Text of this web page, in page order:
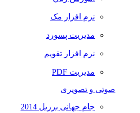
نرم افزار مک
مدیریت پسورد
نرم افزار تقویم
مدیریت PDF
و تصویری
جام جهانی برزیل 2014